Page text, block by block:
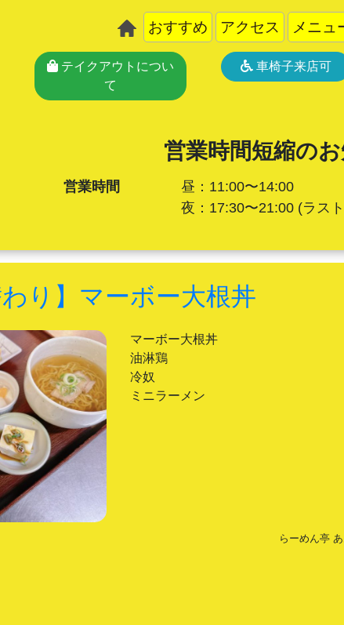
おすすめ アクセス メニュ
テイクアウトについ
て
車椅子来店可
営業時間短縮の
営業時間
昼：11:00〜14:00
夜：17:30〜21:00(ラス
わり】マーボー大根丼
マーボー大根丼
油淋鶏
冷奴
ミニラーメン
らーめん亭